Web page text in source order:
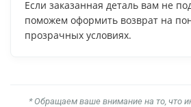
Если заказанная деталь вам не
поможем оформить возврат на
прозрачных условиях.
* Обращаем ваше внимание на то, что